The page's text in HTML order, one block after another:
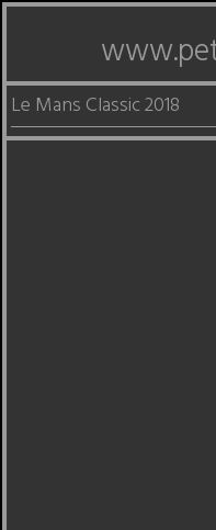
Le Mans Classic 2018